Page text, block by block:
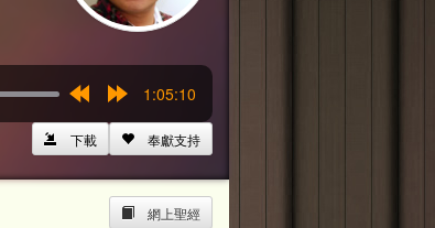
15s
15s
1:05:10
奉獻支持
下載
網上聖經